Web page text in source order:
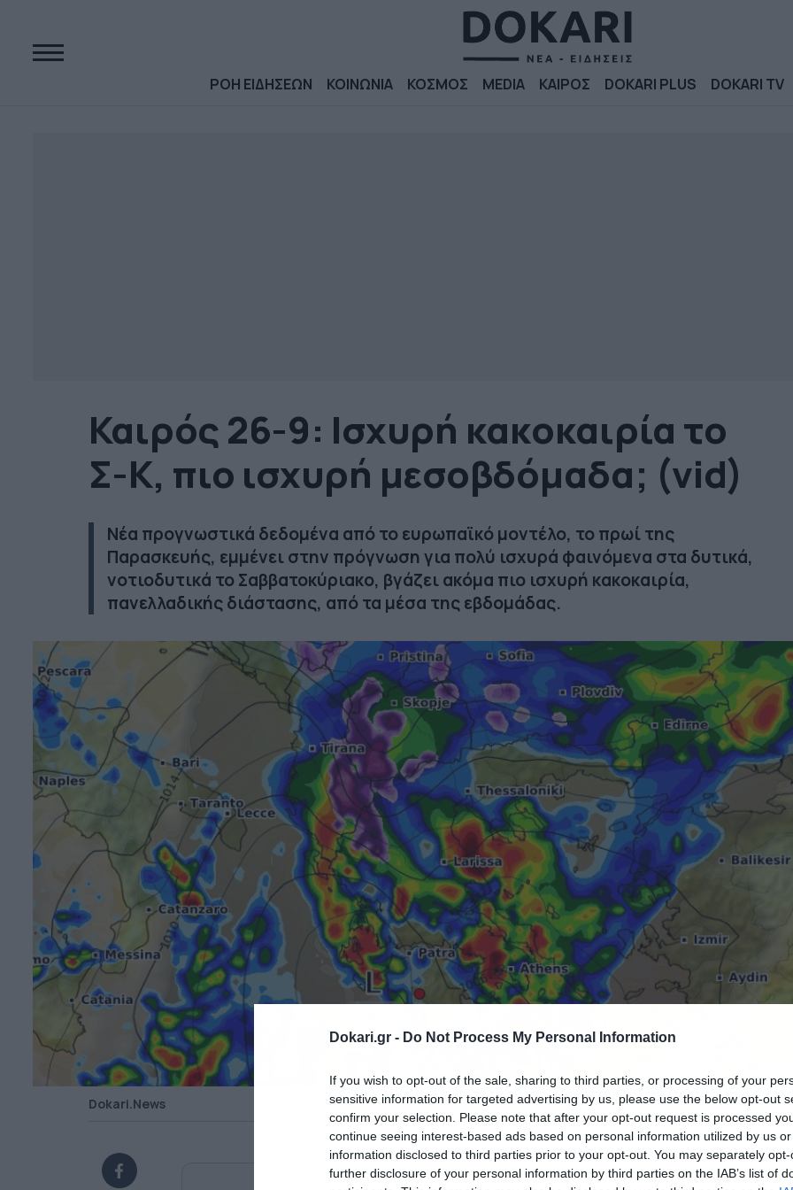
Dokari.gr - Do Not Process My Personal Information
If you wish to opt-out of the sale, sharing to third parties, or processing of your
sensitive information for targeted advertising by us, please use the below opt-out
confirm your selection. Please note that after your opt-out request is processed
continue seeing interest-based ads based on personal information utilized by us
information disclosed to third parties prior to your opt-out. You may separately
further disclosure of your personal information by third parties on the IAB’s list of
ΡΟΗ ΕΙΔΗΣΕΩΝ ΚΟΙΝΩΝΙΑ ΚΟΣΜΟΣ MEDIA ΚΑΙΡΟΣ DOKARI PLUS DOKARI TV
Καιρός 26-9: Ισχυρή κακοκαιρία το
Σ-Κ, πιο ισχυρή μεσοβδόμαδα; (vid)
Νέα προγνωστικά δεδομένα από το ευρωπαϊκό μοντέλο, το πρωί της
Παρασκευής, εμμένει στην πρόγνωση για πολύ ισχυρά φαινόμενα στα δυτικά,
νοτιοδυτικά το Σαββατοκύριακο, βγάζει ακόμα πιο ισχυρή κακοκαιρία,
πανελλαδικής διάστασης, από τα μέσα της εβδομάδας.
Dokari.News 26.09.2025-11:52